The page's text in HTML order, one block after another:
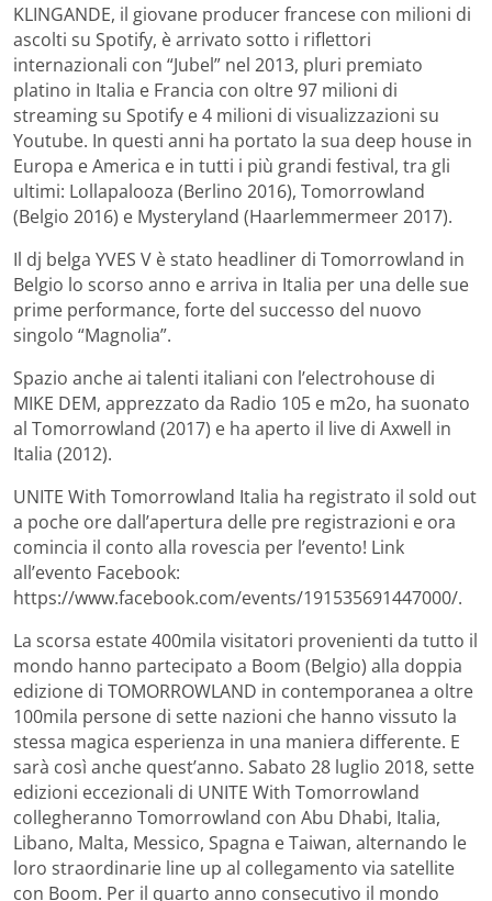
KLINGANDE, il giovane producer francese con milioni di
ascolti su Spotify, è arrivato sotto i riflettori
internazionali con “Jubel” nel 2013, pluri premiato
platino in Italia e Francia con oltre 97 milioni di
streaming su Spotify e 4 milioni di visualizzazioni su
Youtube. In questi anni ha portato la sua deep house in
Europa e America e in tutti i più grandi festival, tra gli
ultimi: Lollapalooza (Berlino 2016), Tomorrowland
(Belgio 2016) e Mysteryland (Haarlemmermeer 2017).
Il dj belga YVES V è stato headliner di Tomorrowland in
Belgio lo scorso anno e arriva in Italia per una delle sue
prime performance, forte del successo del nuovo
singolo “Magnolia”.
Spazio anche ai talenti italiani con l’electrohouse di
MIKE DEM, apprezzato da Radio 105 e m2o, ha suonato
al Tomorrowland (2017) e ha aperto il live di Axwell in
Italia (2012).
UNITE With Tomorrowland Italia ha registrato il sold out
a poche ore dall’apertura delle pre registrazioni e ora
comincia il conto alla rovescia per l’evento! Link
all’evento Facebook:
https://www.facebook.com/events/191535691447000/.
La scorsa estate 400mila visitatori provenienti da tutto il
mondo hanno partecipato a Boom (Belgio) alla doppia
edizione di TOMORROWLAND in contemporanea a oltre
100mila persone di sette nazioni che hanno vissuto la
stessa magica esperienza in una maniera differente. E
sarà così anche quest’anno. Sabato 28 luglio 2018, sette
edizioni eccezionali di UNITE With Tomorrowland
collegheranno Tomorrowland con Abu Dhabi, Italia,
Libano, Malta, Messico, Spagna e Taiwan, alternando le
loro straordinarie line up al collegamento via satellite
con Boom. Per il quarto anno consecutivo il mondo